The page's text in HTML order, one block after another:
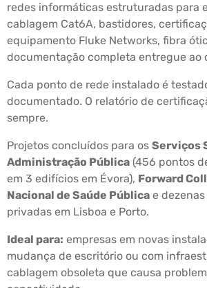
redes informáticas estruturadas para
cablagem Cat6A, bastidores,
equipamento Fluke Networks, fibra
documentação completa entregue ao
Cada ponto de rede instalado é
documentado. O relatório de
sempre.
Projetos concluídos para os Serviços
Administração Pública (456 pontos
em 3 edifícios em Évora), Forward
Nacional de Saúde Pública e
privadas em Lisboa e Porto.
Ideal para: empresas em novas
mudança de escritório ou com
cablagem obsoleta que causa